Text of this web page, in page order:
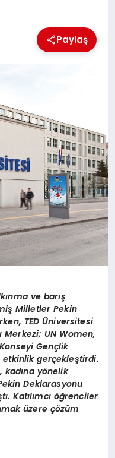
Paylaş
ve barış
Milletler Pekin
TED Üniversitesi
Merkezi; UN Women,
Gençlik
gerçekleştirdi.
yönelik
Deklarasyonu
Katılımcı öğrenciler
üzere çözüm